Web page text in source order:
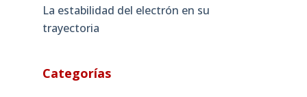
La estabilidad del electrón en su
trayectoria
Categorías